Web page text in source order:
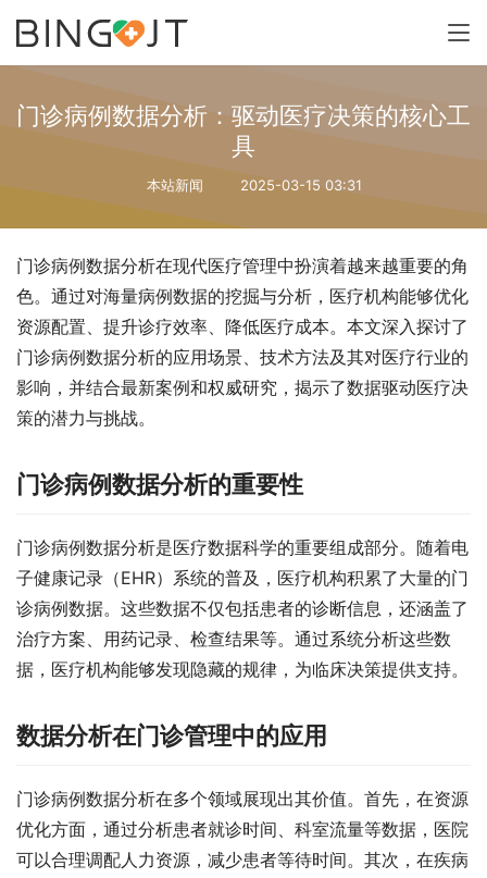
门诊病例数据分析：驱动医疗决策的核心工
具
本站新闻 2025-03-15 03:31
门诊病例数据分析在现代医疗管理中扮演着越来越重要的角
色。通过对海量病例数据的挖掘与分析，医疗机构能够优化
资源配置、提升诊疗效率、降低医疗成本。本文深入探讨了
门诊病例数据分析的应用场景、技术方法及其对医疗行业的
影响，并结合最新案例和权威研究，揭示了数据驱动医疗决
策的潜力与挑战。
门诊病例数据分析的重要性
门诊病例数据分析是医疗数据科学的重要组成部分。随着电
子健康记录（EHR）系统的普及，医疗机构积累了大量的门
诊病例数据。这些数据不仅包括患者的诊断信息，还涵盖了
治疗方案、用药记录、检查结果等。通过系统分析这些数
据，医疗机构能够发现隐藏的规律，为临床决策提供支持。
数据分析在门诊管理中的应用
门诊病例数据分析在多个领域展现出其价值。首先，在资源
优化方面，通过分析患者就诊时间、科室流量等数据，医院
可以合理调配人力资源，减少患者等待时间。其次，在疾病